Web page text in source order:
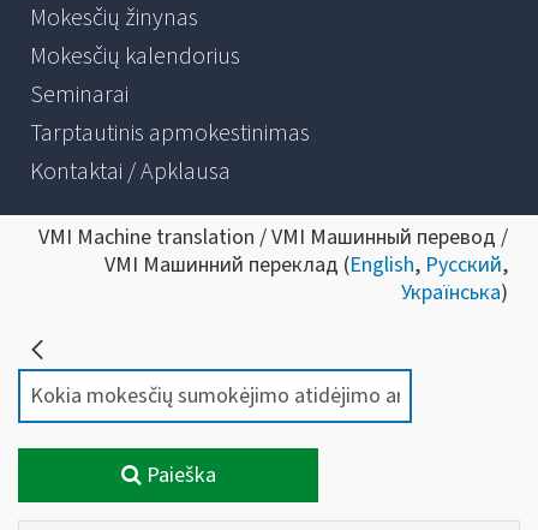
Mokesčių žinynas
Mokesčių kalendorius
Seminarai
Tarptautinis apmokestinimas
Kontaktai / Apklausa
VMI Machine translation / VMI Машинный перевод /
VMI Машинний переклад (English, Русский,
Українська)
Paieška